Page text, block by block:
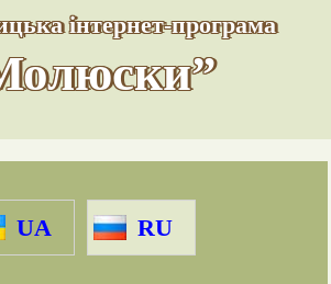
інтернет-програма
UA RU